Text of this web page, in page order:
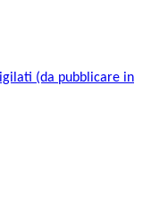
(da pubblicare in